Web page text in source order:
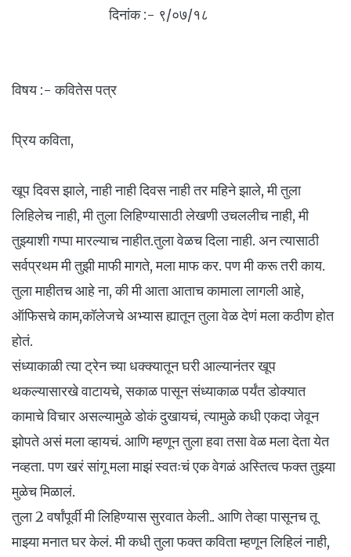
दिनांक :- ९/०७/१८
विषय :- कवितेस पत्र
प्रिय कविता,
खूप दिवस झाले, नाही नाही दिवस नाही तर महिने झाले, मी तुला
लिहिलेच नाही, मी तुला लिहिण्यासाठी लेखणी उचललीच नाही, मी
तुझ्याशी गप्पा मारल्याच नाहीत.तुला वेळच दिला नाही. अन त्यासाठी
सर्वप्रथम मी तुझी माफी मागते, मला माफ कर. पण मी करू तरी काय.
तुला माहीतच आहे ना, की मी आता आताच कामाला लागली आहे,
ऑफिसचे काम,कॉलेजचे अभ्यास ह्यातून तुला वेळ देणं मला कठीण होत
होतं.
संध्याकाळी त्या ट्रेन च्या धक्क्यातून घरी आल्यानंतर खूप
थकल्यासारखे वाटायचे, सकाळ पासून संध्याकाळ पर्यंत डोक्यात
कामाचे विचार असल्यामुळे डोकं दुखायचं, त्यामुळे कधी एकदा जेवून
झोपते असं मला व्हायचं. आणि म्हणून तुला हवा तसा वेळ मला देता येत
नव्हता. पण खरं सांगू मला माझं स्वतःचं एक वेगळं अस्तित्व फक्त तुझ्या
मुळेच मिळालं.
तुला 2 वर्षांपूर्वी मी लिहिण्यास सुरवात केली.. आणि तेव्हा पासूनच तू
माझ्या मनात घर केलं. मी कधी तुला फक्त कविता म्हणून लिहिलं नाही,